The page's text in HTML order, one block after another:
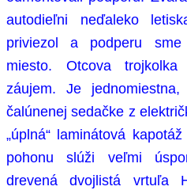
autodieľni neďaleko
priviezol a podperu
miesto. Otcova trojkolka
záujem. Je
čalúnenej sedačke z
„úplná“ laminátová
pohonu slúži veľmi
drevená dvojlistá vrtuľa